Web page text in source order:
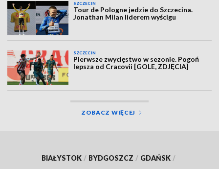
SZCZECIN
Tour de Pologne jedzie do Szczecina.
Jonathan Milan liderem wyścigu
SZCZECIN
Pierwsze zwycięstwo w sezonie. Pogoń
lepsza od Cracovii [GOLE, ZDJĘCIA]
ZOBACZ WIĘCEJ
BIAŁYSTOK / BYDGOSZCZ / GDAŃSK /